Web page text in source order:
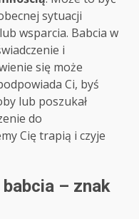
sytuacji
wsparcia. Babcia w
i
się może
Ci, byś
lub poszukał
do
Cię trapią i czyje
babcia – znak